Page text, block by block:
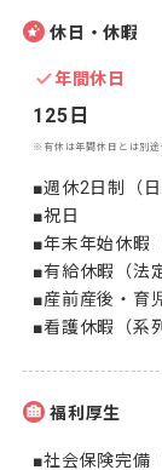
休日・休暇
年間休日
125日
※有休は年間休日とは別途
■週休2日制（日
■祝日
■年末年始休暇
■有給休暇（法
■産前産後・育
■看護休暇（系
福利厚生
■社会保険完備